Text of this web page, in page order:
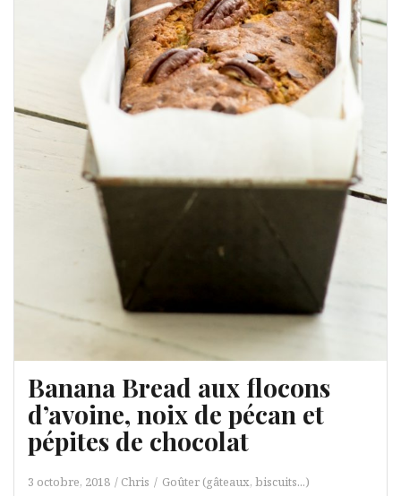
Banana Bread aux flocons
d’avoine, noix de pécan et
pépites de chocolat
3 octobre, 2018 Chris Goûter (gâteaux, biscuits...)